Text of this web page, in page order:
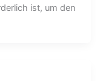
ist, um den